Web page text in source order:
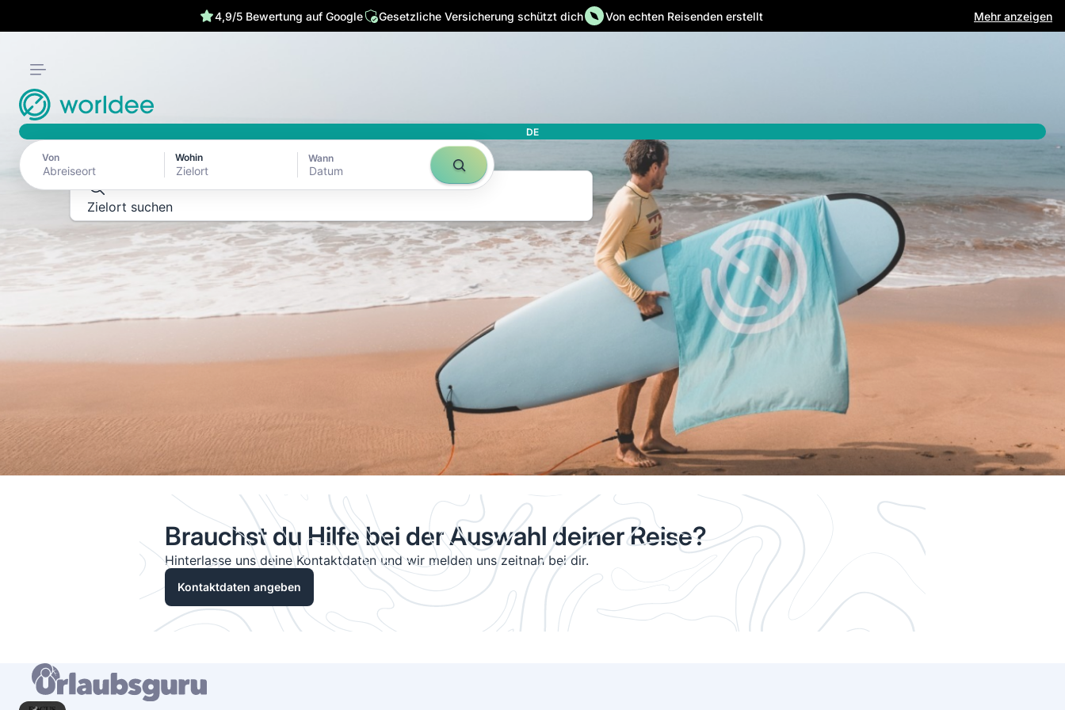
4,9/5 Bewertung auf Google Gesetzliche Versicherung schützt dich Von echten Reisenden erstellt Mehr anzeigen
DE
Von Wohin Wann
Datum
Erkunde die Welt in ihrer
ganzen Schönheit
Zielort suchen
Brauchst du Hilfe bei der Auswahl deiner Reise?
Hinterlasse uns deine Kontaktdaten und wir melden uns zeitnah bei dir.
Kontaktdaten angeben